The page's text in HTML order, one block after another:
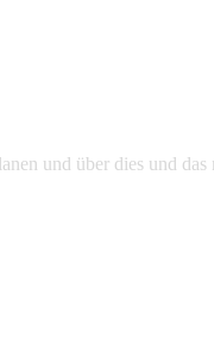
und über dies und